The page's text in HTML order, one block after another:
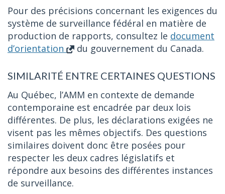
Pour des précisions concernant les exigences du
système de surveillance fédéral en matière de
production de rapports, consultez le document
d’orientation
du gouvernement du Canada.
SIMILARITÉ ENTRE CERTAINES QUESTIONS
Au Québec, l’AMM en contexte de demande
contemporaine est encadrée par deux lois
différentes. De plus, les déclarations exigées ne
visent pas les mêmes objectifs. Des questions
similaires doivent donc être posées pour
respecter les deux cadres législatifs et
répondre aux besoins des différentes instances
de surveillance.